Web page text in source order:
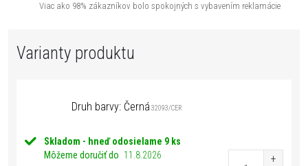
Viac ako 98% zákazníkov bolo spokojných s vybavením reklamácie
Druh barvy: Černá 32093/CER
Skladom - hneď odosielame 9 ks
Môžeme doručiť do 11.8.2026